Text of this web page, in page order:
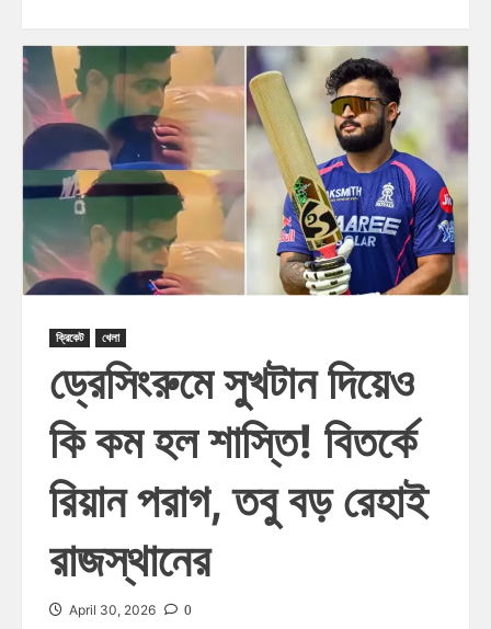
ক্রিকেট খেলা
ড্রেসিংরুমে সুখটান দিয়েও
কি কম হল শাস্তি! বিতর্কে
রিয়ান পরাগ, তবু বড় রেহাই
রাজস্থানের
April 30, 2026 0